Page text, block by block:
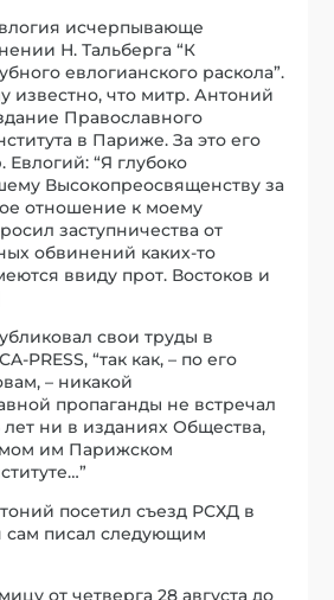
исчерпывающе
Н. Тальберга “К
евлогианского раскола”.
известно, что митр. Антоний
Православного
в Париже. За это его
Евлогий: “Я глубоко
Высокопреосвященству за
отношение к моему
заступничества от
обвинений каких-то
ввиду прот. Востоков и
свои труды в
PRESS, “так как, – по его
– никакой
пропаганды не встречал
лет ни в изданиях Общества,
им Парижском
посетил съезд РСХД в
сам писал следующим
от четверга 28 августа до